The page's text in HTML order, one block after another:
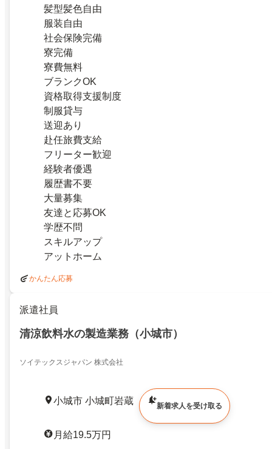
髪型髪色自由
服装自由
社会保険完備
寮完備
寮費無料
ブランクOK
資格取得支援制度
制服貸与
送迎あり
赴任旅費支給
フリーター歓迎
経験者優遇
履歴書不要
大量募集
友達と応募OK
学歴不問
スキルアップ
アットホーム
かんたん応募
派遣社員
清涼飲料水の製造業務（小城市）
ソイテックスジャパン 株式会社
小城市 小城町岩蔵
月給19.5万円
新着求人を受け取る